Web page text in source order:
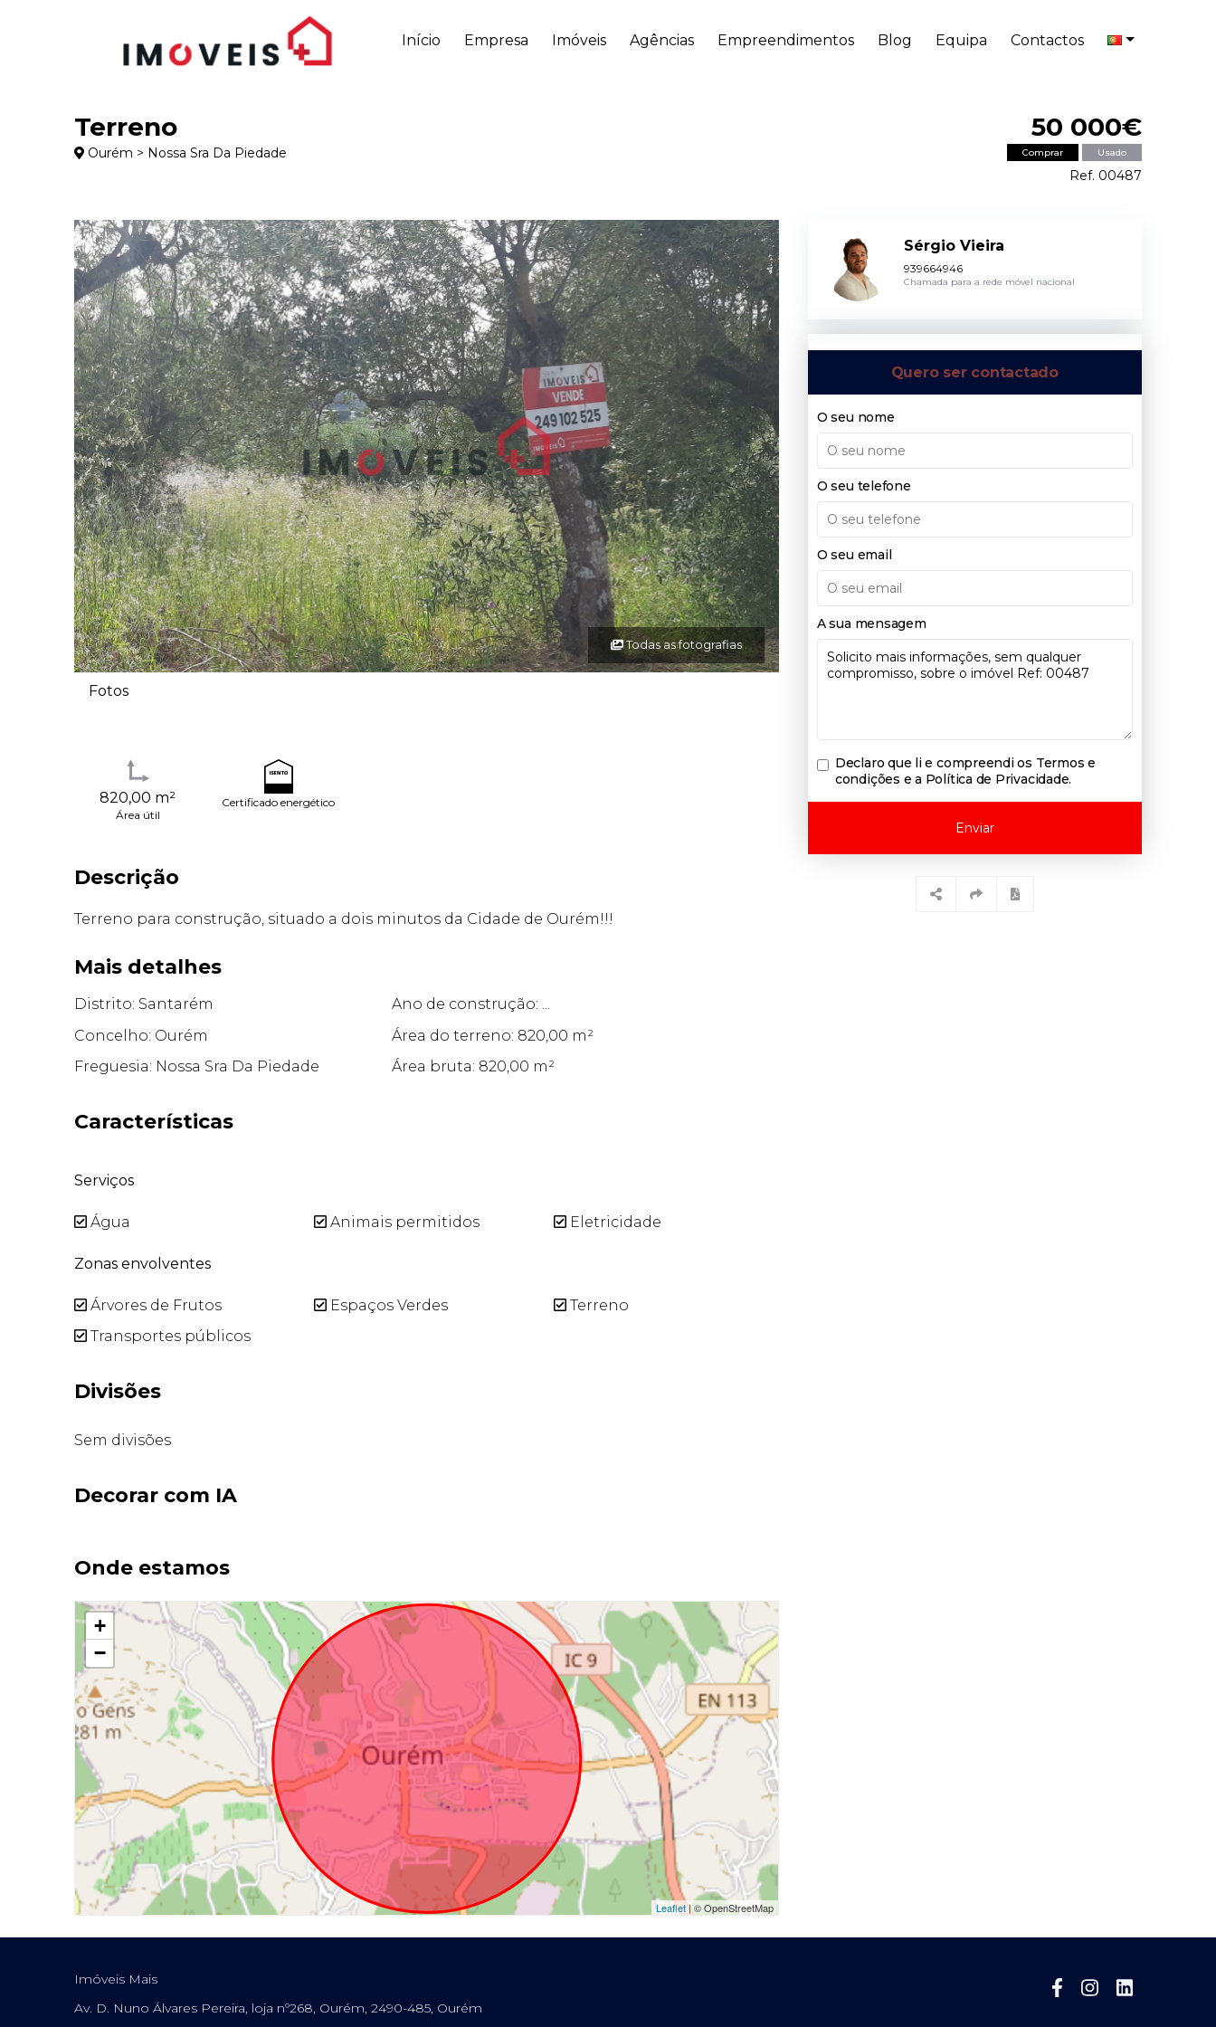
Início Empresa Imóveis Agências Empreendimentos Blog Equipa Contactos
Terreno
Ourém > Nossa Sra Da Piedade
50 000€
Comprar Usado
Ref. 00487
Todas as fotografias
Fotos
820,00 m²
Área útil
Certificado energético
Descrição
Terreno para construção, situado a dois minutos da Cidade de Ourém!!!
Mais detalhes
Distrito: Santarém
Ano de construção: ...
Concelho: Ourém
Área do terreno: 820,00 m²
Freguesia: Nossa Sra Da Piedade
Área bruta: 820,00 m²
Características
Serviços
Água Animais permitidos Eletricidade
Zonas envolventes
Árvores de Frutos Espaços Verdes
Terreno
Transportes públicos
Divisões
Sem divisões
Decorar com IA
Onde estamos
+
−
Leaflet| © OpenStreetMap
Sérgio Vieira
939664946
Chamada para a rede móvel nacional
Quero ser contactado
O seu nome
O seu telefone
O seu email
A sua mensagem
Declaro que li e compreendi os Termos e
condições e a Política de Privacidade.
Enviar
Imóveis Mais
Av. D. Nuno Álvares Pereira, loja nº268, Ourém, 2490-485, Ourém